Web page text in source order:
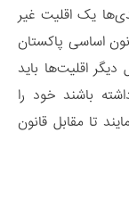
یک اقلیت غیر
اساسی پاکستان
اقلیت‌ها باید
باشند خود را
تا مقابل قانون